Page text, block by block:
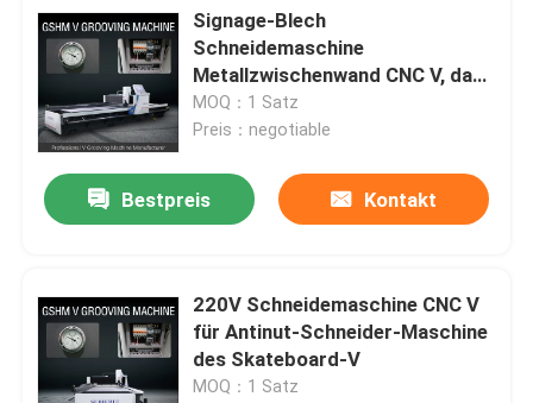
Signage-Blech
Schneidemaschine
Metallzwischenwand CNC V, das
Maschine 1532 fugt
MOQ：1 Satz
Preis：negotiable
Bestpreis Kontakt
220V Schneidemaschine CNC V
für Antinut-Schneider-Maschine
des Skateboard-V
MOQ：1 Satz